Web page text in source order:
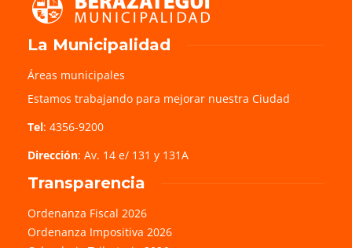
La Municipalidad
Áreas municipales
Estamos trabajando para mejorar nuestra Ciudad
Tel: 4356-9200
Dirección: Av. 14 e/ 131 y 131A
Transparencia
Ordenanza Fiscal 2026
Ordenanza Impositiva 2026